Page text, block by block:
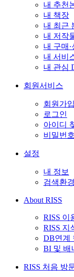
내 추천
내 책장
내 최근
내 저작
내 구매
내 서비
내 관심
회원서비스
회원가입
로그인
아이디
비밀번
설정
내 정보
검색환
About RISS
RISS 이
RISS 지
DB연계
BI 및 배
RISS 처음 방